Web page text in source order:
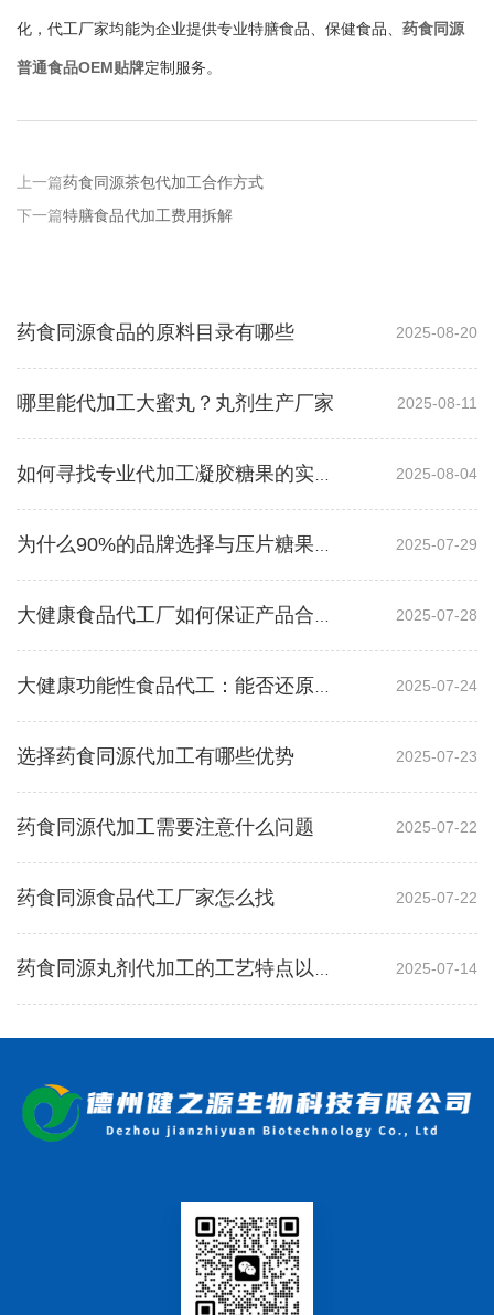
化，代工厂家均能为企业提供专业特膳食品、保健食品、 药食同源
普通食品OEM贴牌定制服务。
上一篇药食同源茶包代加工合作方式
下一篇特膳食品代加工费用拆解
药食同源食品的原料目录有哪些 2025-08-20
哪里能代加工大蜜丸？丸剂生产厂家 2025-08-11
2025-08-04
2025-07-29
2025-07-28
2025-07-24
选择药食同源代加工有哪些优势 2025-07-23
药食同源代加工需要注意什么问题 2025-07-22
药食同源食品代工厂家怎么找 2025-07-22
2025-07-14